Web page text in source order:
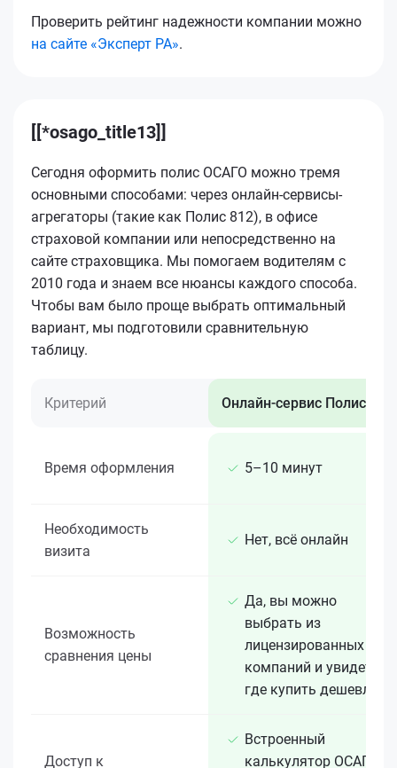
Проверить рейтинг надежности компании можно
на сайте «Эксперт РА».
[[*osago_title13]]
Сегодня оформить полис ОСАГО можно тремя
основными способами: через онлайн-сервисы-
агрегаторы (такие как Полис 812), в офисе
страховой компании или непосредственно на
сайте страховщика. Мы помогаем водителям с
2010 года и знаем все нюансы каждого способа.
Чтобы вам было проще выбрать оптимальный
вариант, мы подготовили сравнительную
таблицу.
Критерий Онлайн-сервис Полис 812
Время оформления 5–10 минут
Необходимость
визита
Нет, всё онлайн
Возможность
сравнения цены
Да, вы можно
выбрать из
лицензированных 15+
компаний и увидеть,
где купить дешевле
Доступ к
Встроенный
калькулятор ОСАГО